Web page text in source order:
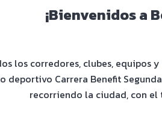
¡Bienvenidos a
los corredores, clubes, equipos
deportivo Carrera Benefit
recorriendo la ciudad, con